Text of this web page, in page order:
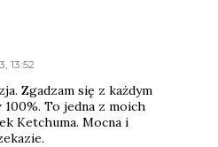
13:52
Zgadzam się z każdym
100%. To jedna z moich
Ketchuma. Mocna i